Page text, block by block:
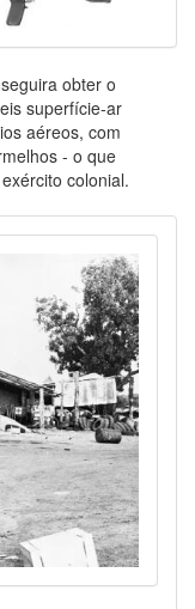
obter o
superfície-ar
aéreos, com
- o que
colonial.